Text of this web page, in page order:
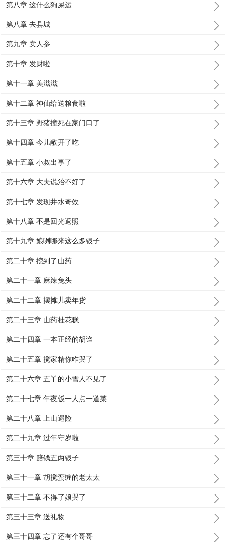
第八章 这什么狗屎运
第八章 去县城
第九章 卖人参
第十章 发财啦
第十一章 美滋滋
第十二章 神仙给送粮食啦
第十三章 野猪撞死在家门口了
第十四章 今儿敞开了吃
第十五章 小叔出事了
第十六章 大夫说治不好了
第十七章 发现井水奇效
第十八章 不是回光返照
第十九章 娘咧哪来这么多银子
第二十章 挖到了山药
第二十一章 麻辣兔头
第二十二章 摆摊儿卖年货
第二十三章 山药桂花糕
第二十四章 一本正经的胡诌
第二十五章 搅家精你咋哭了
第二十六章 五丫的小雪人不见了
第二十七章 年夜饭一人点一道菜
第二十八章 上山遇险
第二十九章 过年守岁啦
第三十章 赔钱五两银子
第三十一章 胡搅蛮缠的老太太
第三十二章 不得了娘哭了
第三十三章 送礼物
第三十四章 忘了还有个哥哥